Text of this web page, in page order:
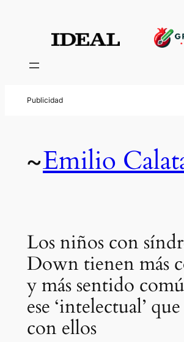
~Emilio
Los niños con
Down tienen más
y más sentido
ese ‘intelectual’
con ellos